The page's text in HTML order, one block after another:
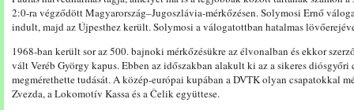
2:0-ra végződött Magyarország–Jugoszlávia-mérkőzésen. Solymosi Ernő
indult, majd az Újpesthez került. Solymosi a válogatottban hatalmas
1968-ban került sor az 500. bajnoki mérkőzésükre az élvonalban és ekkor
vált Veréb György kapus. Ebben az időszakban alakult ki az a sikeres
megmérethette tudását. A közép-európai kupában a DVTK olyan csapatokkal
Zvezda, a Lokomotív Kassa és a Čelik együttese.